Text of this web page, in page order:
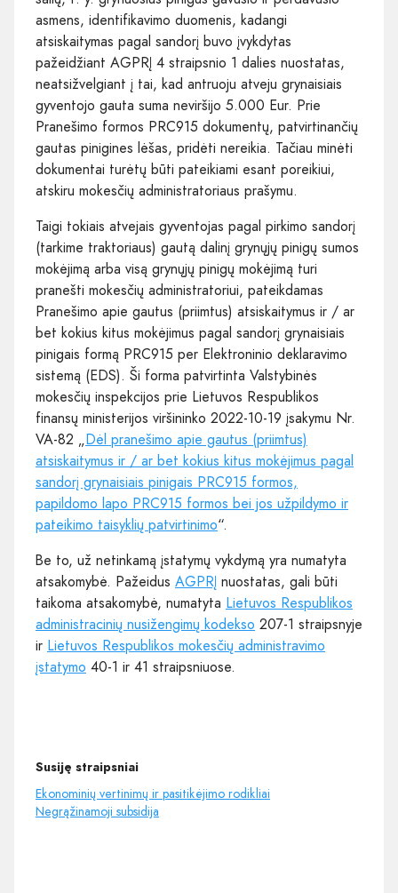
asmens, identifikavimo duomenis, kadangi
atsiskaitymas pagal sandorį buvo įvykdytas
pažeidžiant AGPRĮ 4 straipsnio 1 dalies nuostatas,
neatsižvelgiant į tai, kad antruoju atveju grynaisiais
gyventojo gauta suma neviršijo 5.000 Eur. Prie
Pranešimo formos PRC915 dokumentų, patvirtinančių
gautas pinigines lėšas, pridėti nereikia. Tačiau minėti
dokumentai turėtų būti pateikiami esant poreikiui,
atskiru mokesčių administratoriaus prašymu.
Taigi tokiais atvejais gyventojas pagal pirkimo sandorį
(tarkime traktoriaus) gautą dalinį grynųjų pinigų sumos
mokėjimą arba visą grynųjų pinigų mokėjimą turi
pranešti mokesčių administratoriui, pateikdamas
Pranešimo apie gautus (priimtus) atsiskaitymus ir / ar
bet kokius kitus mokėjimus pagal sandorį grynaisiais
pinigais formą PRC915 per Elektroninio deklaravimo
sistemą (EDS). Ši forma patvirtinta Valstybinės
mokesčių inspekcijos prie Lietuvos Respublikos
finansų ministerijos viršininko 2022-10-19 įsakymu Nr.
VA-82 „Dėl pranešimo apie gautus (priimtus)
atsiskaitymus ir / ar bet kokius kitus mokėjimus pagal
sandorį grynaisiais pinigais PRC915 formos,
papildomo lapo PRC915 formos bei jos užpildymo ir
pateikimo taisyklių patvirtinimo“.
Be to, už netinkamą įstatymų vykdymą yra numatyta
atsakomybė. Pažeidus AGPRĮ nuostatas, gali būti
taikoma atsakomybė, numatyta Lietuvos Respublikos
administracinių nusižengimų kodekso 207-1 straipsnyje
ir Lietuvos Respublikos mokesčių administravimo
įstatymo 40-1 ir 41 straipsniuose.
Susiję straipsniai
Ekonominių vertinimų ir pasitikėjimo rodikliai
Negrąžinamoji subsidija